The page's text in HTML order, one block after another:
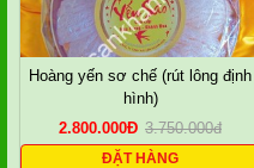
Hoàng yến sơ chế (rút lông định
hình)
2.800.000Đ 3.750.000đ
ĐẶT HÀNG